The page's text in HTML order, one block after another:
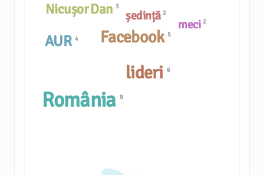
ședință 2
Facebook 5
România 9
meci 2
lideri 6
AUR 4
Nicușor Dan 3